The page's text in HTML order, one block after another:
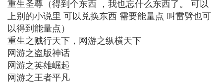
重生圣尊（得到个东西 ，我也忘什么东西了。 可以
上别的小说里 可以兑换东西 需要能量点 叫雷劈也可
以得到能量点）
重生之贼行天下，网游之纵横天下
网游之盗版神话
网游之英雄崛起
网游之王者平凡